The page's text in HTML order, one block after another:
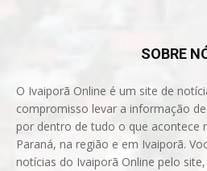
SOBRE
O Ivaiporã Online é um site de
compromisso levar a informação
por dentro de tudo o que acontece
Paraná, na região e em Ivaiporã.
notícias do Ivaiporã Online pelo